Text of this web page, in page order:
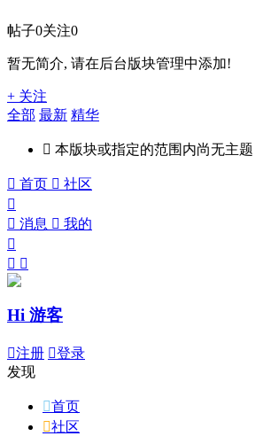
帖子0关注0
暂无简介, 请在后台版块管理中添加!
+ 关注
全部 最新 精华
 本版块或指定的范围内尚无主题
 首页  社区

 消息  我的

 
Hi 游客
注册 登录
发现
首页
社区